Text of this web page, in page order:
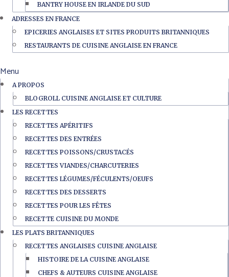
BANTRY HOUSE EN IRLANDE DU SUD
ADRESSES EN FRANCE
EPICERIES ANGLAISES ET SITES PRODUITS BRITANNIQUES
RESTAURANTS DE CUISINE ANGLAISE EN FRANCE
Menu
A PROPOS
BLOGROLL CUISINE ANGLAISE ET CULTURE
LES RECETTES
RECETTES APÉRITIFS
RECETTES DES ENTRÉES
RECETTES POISSONS/CRUSTACÉS
RECETTES VIANDES/CHARCUTERIES
RECETTES LÉGUMES/FÉCULENTS/OEUFS
RECETTES DES DESSERTS
RECETTES POUR LES FÊTES
RECETTE CUISINE DU MONDE
LES PLATS BRITANNIQUES
RECETTES ANGLAISES CUISINE ANGLAISE
HISTOIRE DE LA CUISINE ANGLAISE
CHEFS & AUTEURS CUISINE ANGLAISE